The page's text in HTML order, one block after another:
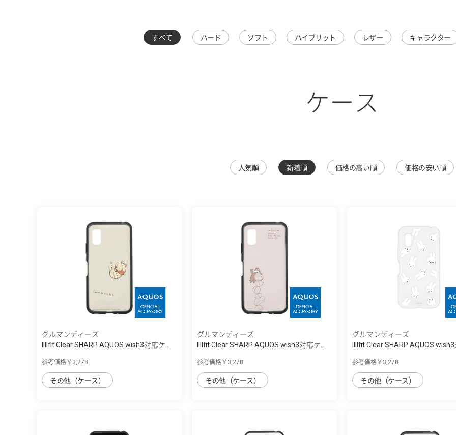
すべて ハード ソフト ハイブリット レザー キャラクター
ケース
人気順 新着順 価格の高い順 価格の安い順
グルマンディーズ
IIIIfit Clear SHARP AQUOS wish3対応ケ...
参考価格￥3,278
その他（ケース）
グルマンディーズ
IIIIfit Clear SHARP AQUOS wish3対応ケ...
参考価格￥3,278
その他（ケース）
グルマンディーズ
IIIIfit Clear SHARP AQUOS wish3
参考価格￥3,278
その他（ケース）